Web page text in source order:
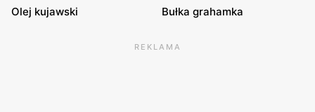
Olej kujawski
Bułka grahamka
REKLAMA